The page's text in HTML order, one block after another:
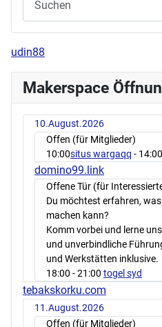
udin88
Makerspace
10.August.2026
Offen (für Mitglieder)
10:00situs wargaqq - 14:00
domino99.link
Offene Tür (für
Du möchtest erfahren,
machen kann?
Komm vorbei und lerne
und unverbindliche
und Werkstätten inklusive.
18:00 - 21:00 togel syd
tebakskorku.com
11.August.2026
Offen (für Mitglieder)